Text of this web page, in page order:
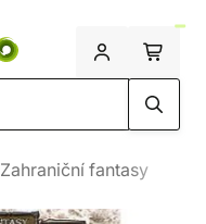
Zahraniční fantasy